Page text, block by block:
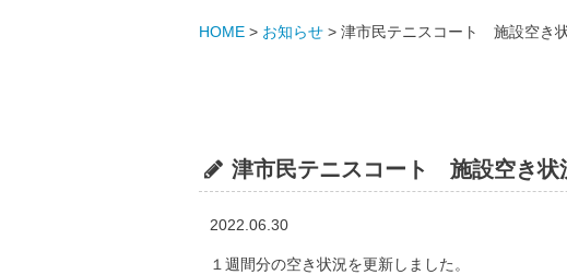
HOME > お知らせ > 津市民テニスコート 施設空き
津市民テニスコート 施設空き状
2022.06.30
１週間分の空き状況を更新しました。